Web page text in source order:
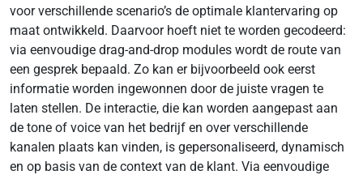
voor verschillende scenario’s de optimale klantervaring op
maat ontwikkeld. Daarvoor hoeft niet te worden gecodeerd:
via eenvoudige drag-and-drop modules wordt de route van
een gesprek bepaald. Zo kan er bijvoorbeeld ook eerst
informatie worden ingewonnen door de juiste vragen te
laten stellen. De interactie, die kan worden aangepast aan
de tone of voice van het bedrijf en over verschillende
kanalen plaats kan vinden, is gepersonaliseerd, dynamisch
en op basis van de context van de klant. Via eenvoudige